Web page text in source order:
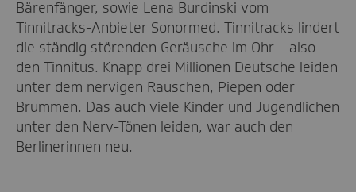
Bärenfänger, sowie Lena Burdinski vom
Tinnitracks-Anbieter Sonormed. Tinnitracks lindert
die ständig störenden Geräusche im Ohr – also
den Tinnitus. Knapp drei Millionen Deutsche leiden
unter dem nervigen Rauschen, Piepen oder
Brummen. Das auch viele Kinder und Jugendlichen
unter den Nerv-Tönen leiden, war auch den
Berlinerinnen neu.